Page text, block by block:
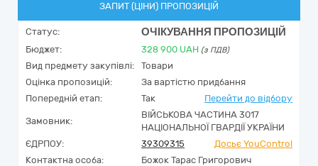
ЗАПИТ (ЦІНИ) ПРОПОЗИЦІЙ
Статус: ОЧІКУВАННЯ ПРОПОЗИЦІЙ
Бюджет: 328 900 UAH (з ПДВ)
Вид предмету закупівлі:
Товари
Оцінка пропозицій:
За вартістю придбання
Попередній етап:
Так Перейти до відбору
Замовник:
ВІЙСЬКОВА ЧАСТИНА 3017
НАЦІОНАЛЬНОЇ ГВАРДІЇ УКРАЇНИ
ЄДРПОУ:
39309315
Досьє YouControl
Контактна особа:
Божок Тарас Григорович